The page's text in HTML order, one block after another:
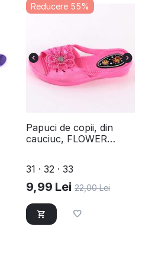
Reducere 55%
Papuci de copii, din
cauciuc, FLOWER
31 · 32 · 33
9,99 Lei 22,00 Lei